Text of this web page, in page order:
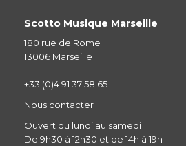
Scotto Musique Marseille
180 rue de Rome
13006 Marseille
+33 (0)4 91 37 58 65
Nous contacter
Ouvert du lundi au samedi
De 9h30 à 12h30 et de 14h à 19h